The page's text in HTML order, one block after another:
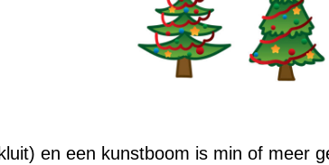
en een kunstboom is min of meer